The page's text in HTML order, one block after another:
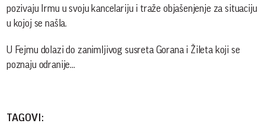
pozivaju Irmu u svoju kancelariju i traže objašenjenje za situaciju
u kojoj se našla.
U Fejmu dolazi do zanimljivog susreta Gorana i Žileta koji se
poznaju odranije...
TAGOVI: